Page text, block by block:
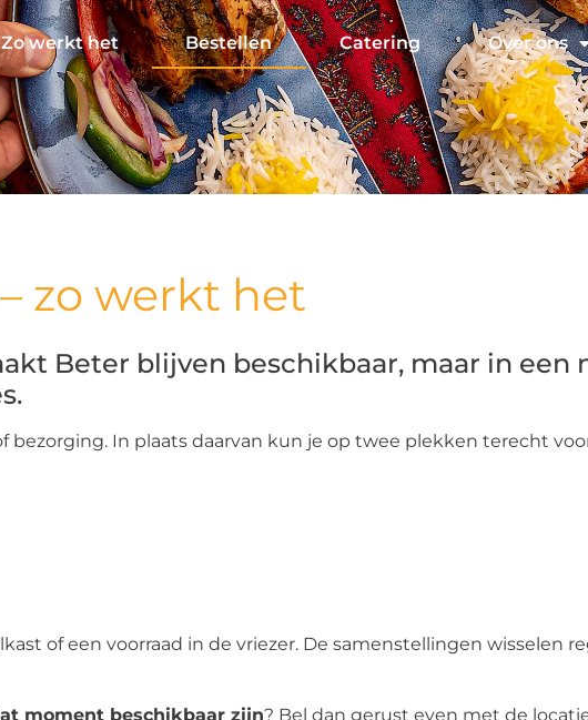
Zo werkt het Bestellen Catering Over ons
zo werkt het​
Beter blijven beschikbaar, maar in een
In plaats daarvan kun je op twee plekken terecht
of een voorraad in de vriezer. De samenstellingen wisselen
moment beschikbaar zijn? Bel dan gerust even met de